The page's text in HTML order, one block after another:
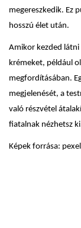
megereszkedik. Ez
hosszú élet után.
Amikor kezded látni
krémeket, például
megfordításában.
megjelenését, a
való részvétel
fiatalnak nézhetsz
Képek forrása: